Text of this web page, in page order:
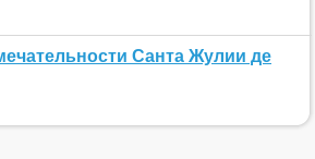
Санта Жулии де